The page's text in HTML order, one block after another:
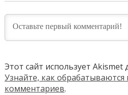
Этот сайт использует
Узнайте, как
комментариев.